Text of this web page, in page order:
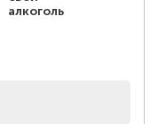
алкоголь